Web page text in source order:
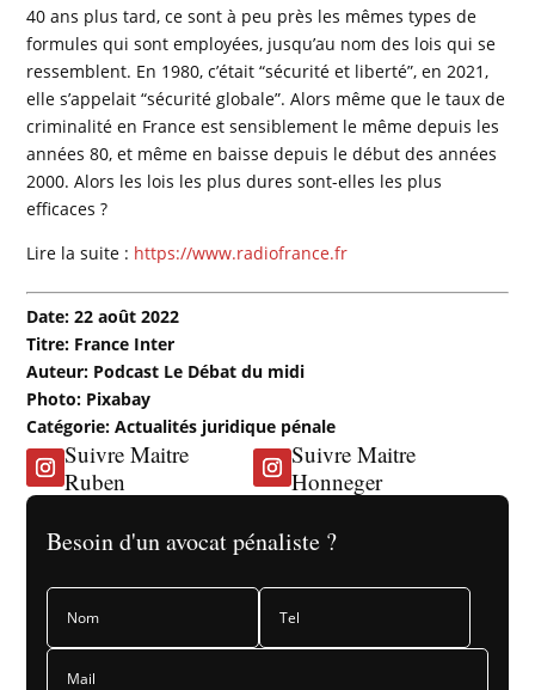
40 ans plus tard, ce sont à peu près les mêmes types de
formules qui sont employées, jusqu’au nom des lois qui se
ressemblent. En 1980, c’était “sécurité et liberté”, en 2021,
elle s’appelait “sécurité globale”. Alors même que le taux de
criminalité en France est sensiblement le même depuis les
années 80, et même en baisse depuis le début des années
2000. Alors les lois les plus dures sont-elles les plus
efficaces ?
Lire la suite : https://www.radiofrance.fr
Date: 22 août 2022
Titre: France Inter
Auteur: Podcast Le Débat du midi
Photo: Pixabay
Catégorie: Actualités juridique pénale
Suivre Maitre
Ruben
Suivre Maitre
Honneger
Besoin d'un avocat pénaliste ?